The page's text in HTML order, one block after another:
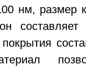
нм, размер